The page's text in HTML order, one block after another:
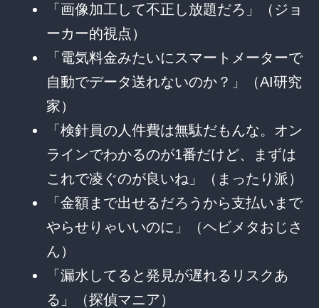
「画像加工して不正し放題だろ」（ジョ
ーカー的視点）
「電気料金みたいにスマートメーターで
自動でデータ送れないのか？」（AI研究
家）
「検針員の人件費は無駄だもんな。オン
ラインでわかるのが1番だけど、まずは
これで凌ぐのが良いね」（まったり派）
「金額まで出せるだろうから支払いまで
やらせりゃいいのに」（ヘビメタおじさ
ん）
「漏水してると発見が遅れるリスクあ
る」（探偵マニア）